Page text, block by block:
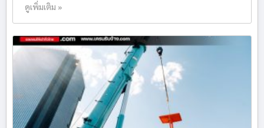
ดูเพิ่มเติม »